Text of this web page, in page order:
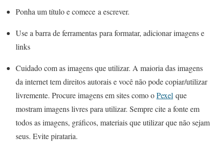
Ponha um título e comece a escrever.
Use a barra de ferramentas para formatar, adicionar imagens e
links
Cuidado com as imagens que utilizar. A maioria das imagens
da internet tem direitos autorais e você não pode copiar/utilizar
livremente. Procure imagens em sites como oPexel que
mostram imagens livres para utilizar. Sempre cite a fonte em
todos as imagens, gráficos, materiais que utilizar que não sejam
seus. Evite pirataria.